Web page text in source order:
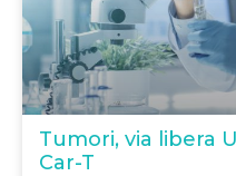
Tumori, via libera
Car-T